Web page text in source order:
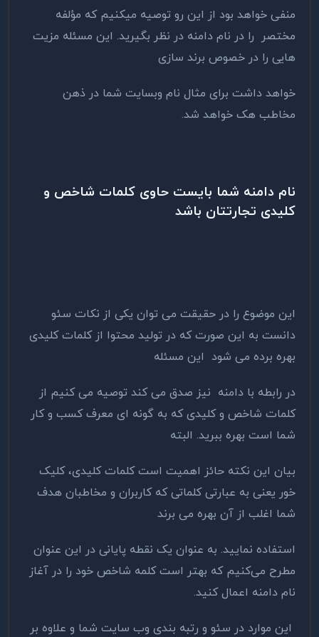
منفی خواهد بود از این رو توصیه میکنیم که مؤلفه
مختصر را در نام دامنه در نظر بگیرید. این مسئله مزیت
هایی را در خصوص برند سازی
خواهد داشت برای مثال نام وبسایت شما در ذهن
مخاطب هک خواهد شد.
نام دامنه شما بایست حاوی کلمات شاخص و
کلیدی تجارتتان باشد
این موضوع را در حقیقت می توان یکی از نکات سئو
دانست به این صورت که در تولید محتوا از کلمات کلیدی
بهره برده می شود این مسئله
در رابطه با دامنه نیز صدق می کند توصیه می کنیم از
کلمات شاخص و کلیدی که به گونه ای معرف کسب و کار
شما است بهره ببرید. البته
بیان این نکته حائز اهمیت است کلمات کلیدی، کلیک
خور یعنی به عبارتی کلماتی که کاربران و مخاطبان هدف
شما اغلب از آن بهره می برند
استفاده نمایید. به عنوان یک نقطه پایانی در این عنوان
مطرح می‌کنیم که بهتر است کلمه شاخص خود را در آغاز
نام دامنه اعمال کنید.
این موارد در سئو و رتبه بندی وب سایت شما و علاوه بر